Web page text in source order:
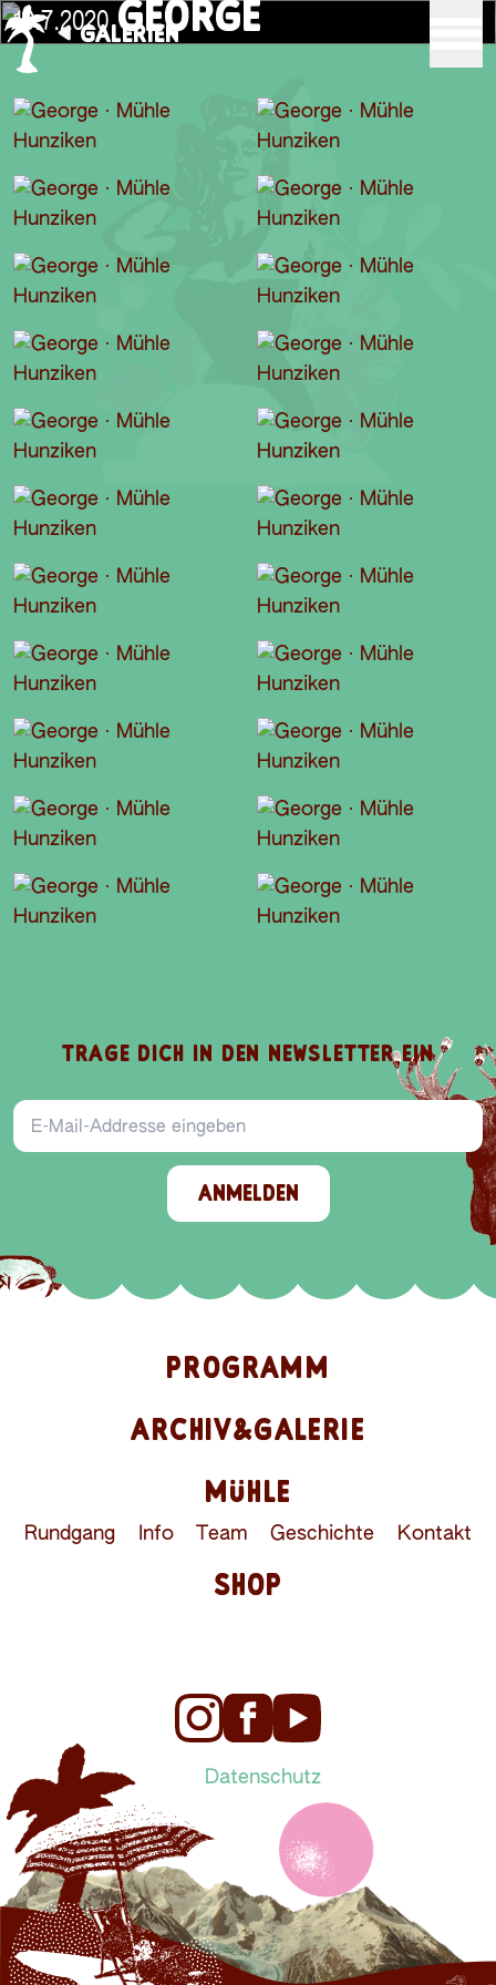
GALERIEN
10.7.2020 GEORGE
TRAGE DICH IN DEN NEWSLETTER EIN
E-Mail-Addresse
ANMELDEN
PROGRAMM
ARCHIV&GALERIE
MÜHLE
Rundgang Info Team Geschichte Kontakt
SHOP
Datenschutz